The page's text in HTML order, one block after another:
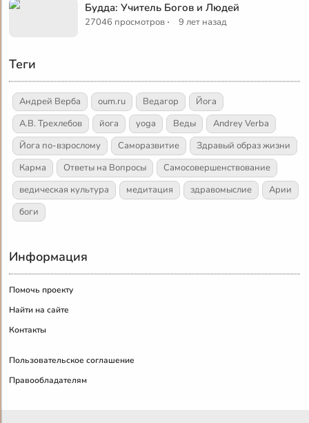
Будда: Учитель Богов и Людей
27046 просмотров · 9 лет назад
Теги
Андрей Верба oum.ru Ведагор
Йога
А.В. Трехлебов
йога yoga Веды
Andrey Verba
Йога по-взрослому
Саморазвитие
Здравый образ жизни
Карма
Ответы на Вопросы
Самосовершенствование
ведическая культура
медитация здравомыслие
Арии
боги
Информация
Помочь проекту
Найти на сайте
Контакты
Пользовательское соглашение
Правообладателям